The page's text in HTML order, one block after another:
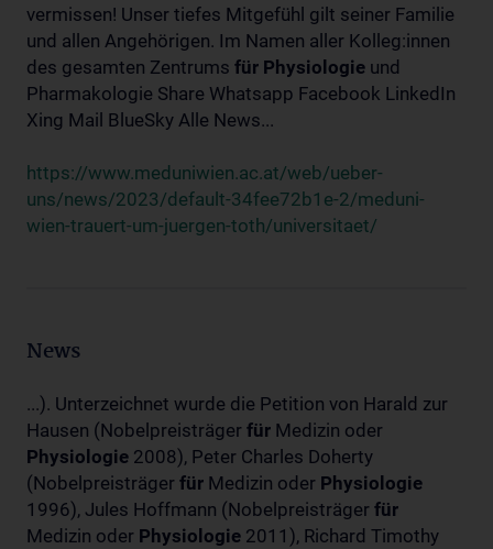
vermissen! Unser tiefes Mitgefühl gilt seiner Familie
und allen Angehörigen. Im Namen aller Kolleg:innen
des gesamten Zentrums für Physiologie und
Pharmakologie Share Whatsapp Facebook LinkedIn
Xing Mail BlueSky Alle News...
https://www.meduniwien.ac.at/web/ueber-
uns/news/2023/default-34fee72b1e-2/meduni-
wien-trauert-um-juergen-toth/universitaet/
News
...). Unterzeichnet wurde die Petition von Harald zur
Hausen (Nobelpreisträger für Medizin oder
Physiologie 2008), Peter Charles Doherty
(Nobelpreisträger für Medizin oder Physiologie
1996), Jules Hoffmann (Nobelpreisträger für
Medizin oder Physiologie 2011), Richard Timothy